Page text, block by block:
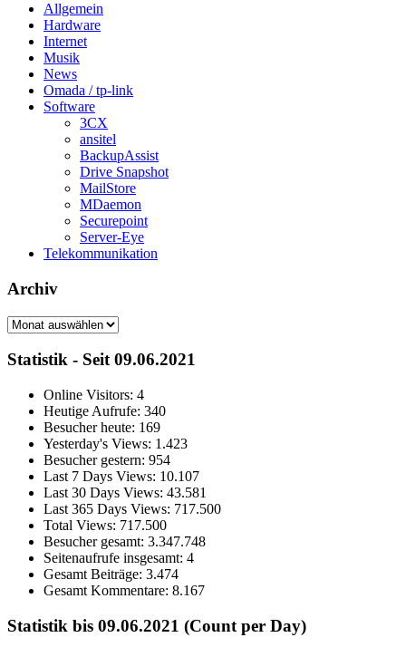
Allgemein
Hardware
Internet
Musik
News
Omada / tp-link
Software
3CX
ansitel
BackupAssist
Drive Snapshot
MailStore
MDaemon
Securepoint
Server-Eye
Telekommunikation
Archiv
Archiv
Statistik - Seit 09.06.2021
Online Visitors: 4
Heutige Aufrufe: 340
Besucher heute: 169
Yesterday's Views: 1.423
Besucher gestern: 954
Last 7 Days Views: 10.107
Last 30 Days Views: 43.581
Last 365 Days Views: 717.500
Total Views: 717.500
Besucher gesamt: 3.347.748
Seitenaufrufe insgesamt: 4
Gesamt Beiträge: 3.474
Gesamt Kommentare: 8.167
Statistik bis 09.06.2021 (Count per Day)